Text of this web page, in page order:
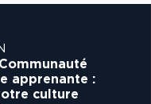
apprenante :
culture